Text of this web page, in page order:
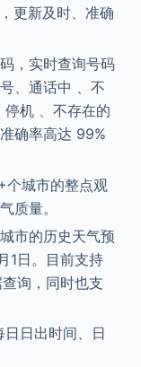
更新及时、准确
，实时查询号码
、通话中 、不
机 、不存在的
确率高达 99%
个城市的整点观
质量。
市的历史天气预
1日。目前支持
询，同时也支
日日出时间、日